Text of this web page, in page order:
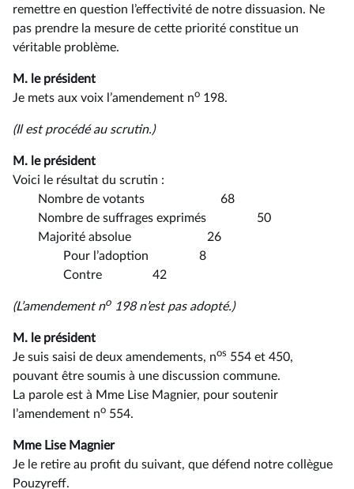
remettre en question l’effectivité de notre dissuasion. Ne
pas prendre la mesure de cette priorité constitue un
véritable problème.
M. le président
Je mets aux voix l’amendement no 198.
(Il est procédé au scrutin.)
M. le président
Voici le résultat du scrutin :
Nombre de votants 68
Nombre de suffrages exprimés 50
Majorité absolue 26
Pour l’adoption 8
Contre 42
(L’amendement no 198 n’est pas adopté.)
M. le président
Je suis saisi de deux amendements, nos 554 et 450,
pouvant être soumis à une discussion commune.
La parole est à Mme Lise Magnier, pour soutenir
l’amendement no 554.
Mme Lise Magnier
Je le retire au profit du suivant, que défend notre collègue
Pouzyreff.